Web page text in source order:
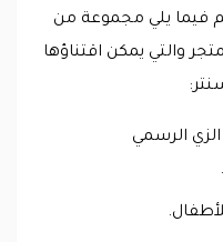
فيما يلي مجموعة من
والتي يمكن اقتناؤها
الرسمي